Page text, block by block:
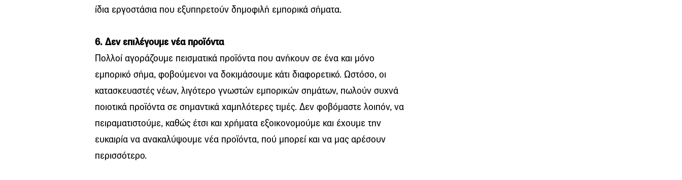
ίδια εργοστάσια που εξυπηρετούν δημοφιλή εμπορικά σήματα.
6. Δεν επιλέγουμε νέα προϊόντα
Πολλοί αγοράζουμε πεισματικά προϊόντα που ανήκουν σε ένα και μόνο
εμπορικό σήμα, φοβούμενοι να δοκιμάσουμε κάτι διαφορετικό. Ωστόσο, οι
κατασκευαστές νέων, λιγότερο γνωστών εμπορικών σημάτων, πωλούν συχνά
ποιοτικά προϊόντα σε σημαντικά χαμηλότερες τιμές. Δεν φοβόμαστε λοιπόν, να
πειραματιστούμε, καθώς έτσι και χρήματα εξοικονομούμε και έχουμε την
ευκαιρία να ανακαλύψουμε νέα προϊόντα, πού μπορεί και να μας αρέσουν
περισσότερο.